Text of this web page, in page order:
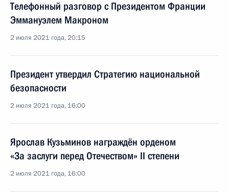
Телефонный разговор с Президентом Франции
Эммануэлем Макроном
2 июля 2021 года, 20:15
Президент утвердил Стратегию национальной
безопасности
2 июля 2021 года, 16:00
Ярослав Кузьминов награждён орденом
«За заслуги перед Отечеством» II степени
2 июля 2021 года, 16:00